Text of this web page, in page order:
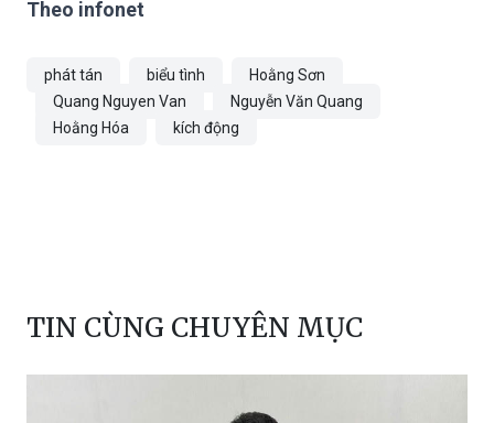
làm rõ.
Theo infonet
TIN CÙNG CHUYÊN MỤC